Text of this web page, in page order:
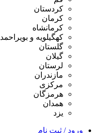
کردستان
کرمان
کرمانشاه
کهگیلویه و بویراحمد
گلستان
گیلان
لرستان
مازندران
مرکزی
هرمزگان
همدان
یزد
ورود / ثبت نام